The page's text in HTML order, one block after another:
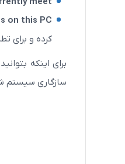
on this PC:
کرده و برای تطابق
سازگاری سیستم شما با